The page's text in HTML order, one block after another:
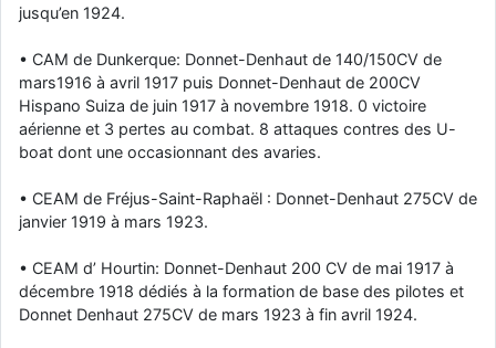
jusqu’en 1924.
• CAM de Dunkerque: Donnet-Denhaut de 140/150CV de
mars1916 à avril 1917 puis Donnet-Denhaut de 200CV
Hispano Suiza de juin 1917 à novembre 1918. 0 victoire
aérienne et 3 pertes au combat. 8 attaques contres des U-
boat dont une occasionnant des avaries.
• CEAM de Fréjus-Saint-Raphaël : Donnet-Denhaut 275CV de
janvier 1919 à mars 1923.
• CEAM d’ Hourtin: Donnet-Denhaut 200 CV de mai 1917 à
décembre 1918 dédiés à la formation de base des pilotes et
Donnet Denhaut 275CV de mars 1923 à fin avril 1924.